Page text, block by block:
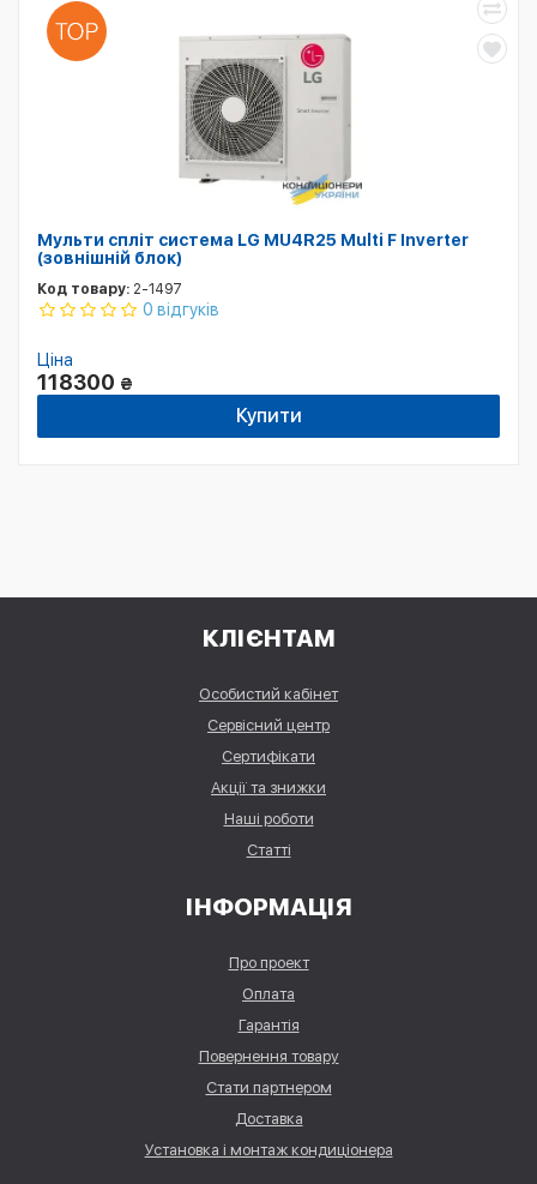
Мульти спліт система LG MU4R25 Multi F Inverter
(зовнішній блок)
Код товару: 2-1497
0 відгуків
Ціна
118300 ₴
Купити
КЛІЄНТАМ
Особистий кабінет
Сервісний центр
Сертифікати
Акції та знижки
Наші роботи
Статті
ІНФОРМАЦІЯ
Про проект
Оплата
Гарантія
Повернення товару
Стати партнером
Доставка
Установка і монтаж кондиціонера